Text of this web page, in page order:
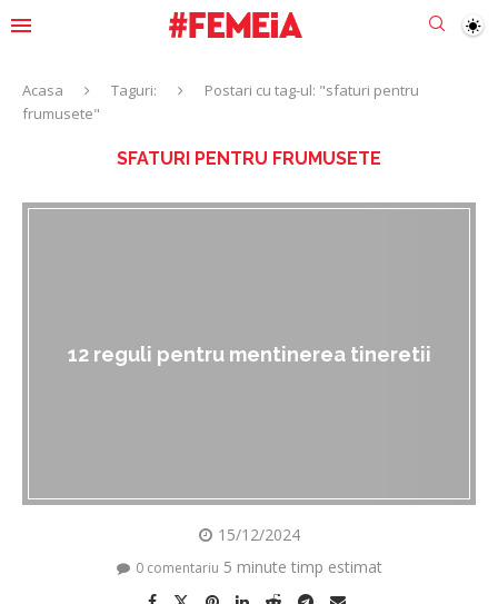
Acasa Taguri:
Postari cu tag-ul: "sfaturi pentru
frumusete"
SFATURI PENTRU FRUMUSETE
12 reguli pentru mentinerea tineretii
15/12/2024
0 comentariu 5 minute timp estimat